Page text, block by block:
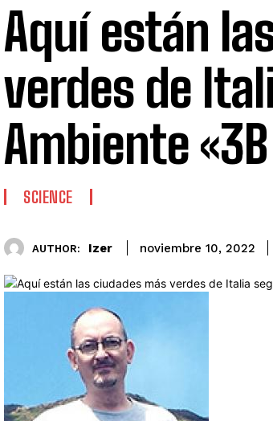
Aquí están
verdes de
Ambiente
SCIENCE
AUTHOR: Izer noviembre 10, 2022